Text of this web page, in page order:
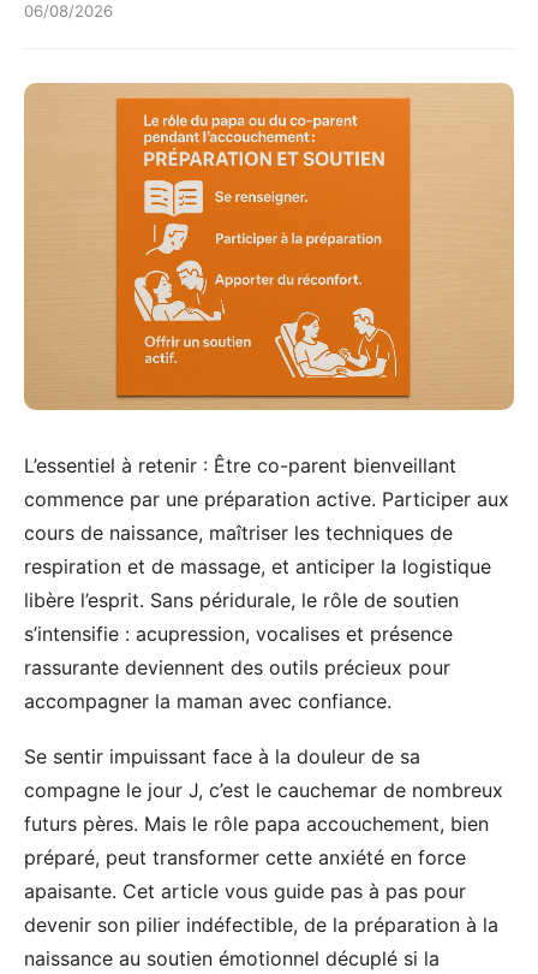
06/08/2026
L’essentiel à retenir : Être co-parent bienveillant
commence par une préparation active. Participer aux
cours de naissance, maîtriser les techniques de
respiration et de massage, et anticiper la logistique
libère l’esprit. Sans péridurale, le rôle de soutien
s’intensifie : acupression, vocalises et présence
rassurante deviennent des outils précieux pour
accompagner la maman avec confiance.
Se sentir impuissant face à la douleur de sa
compagne le jour J, c’est le cauchemar de nombreux
futurs pères. Mais le rôle papa accouchement, bien
préparé, peut transformer cette anxiété en force
apaisante. Cet article vous guide pas à pas pour
devenir son pilier indéfectible, de la préparation à la
naissance au soutien émotionnel décuplé si la